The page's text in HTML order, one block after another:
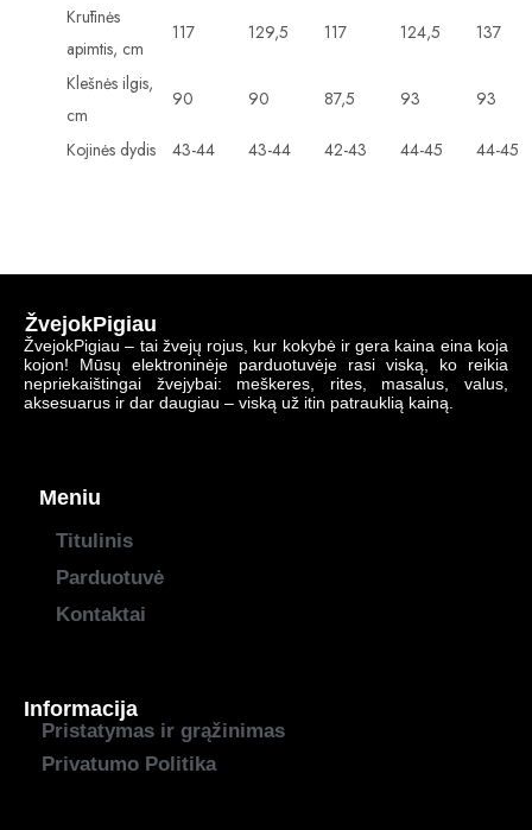
Krūtinės
apimtis, cm
117 129,5 117 124,5 137
Klešnės ilgis,
cm
90 90 87,5 93 93
Kojinės dydis 43-44 43-44 42-43 44-45 44-45
ŽvejokPigiau
ŽvejokPigiau – tai žvejų rojus, kur kokybė ir gera kaina eina koja
kojon! Mūsų elektroninėje parduotuvėje rasi viską, ko reikia
nepriekaištingai žvejybai: meškeres, rites, masalus, valus,
aksesuarus ir dar daugiau – viską už itin patrauklią kainą.
Meniu
Titulinis
Parduotuvė
Kontaktai
Informacija
Pristatymas ir grąžinimas
Privatumo Politika